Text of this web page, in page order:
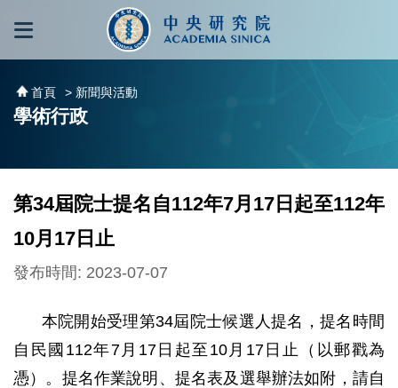
跳到主要內容區塊
首頁 > 新聞與活動
學術行政
第34屆院士提名自112年7月17日起至112年
10月17日止
發布時間: 2023-07-07
本院開始受理第34屆院士候選人提名，提名時間
自民國112年7月17日起至10月17日止（以郵戳為
憑）。提名作業說明、提名表及選舉辦法如附，請自